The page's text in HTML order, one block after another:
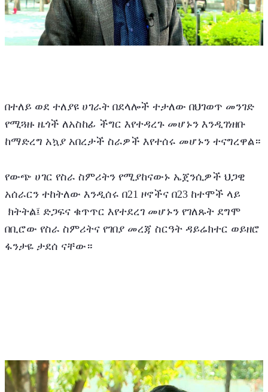
በተለይ ወደ ተለያዩ ሀገራት በደላሎች ተታለው በህገወጥ መንገድ
የሚጓዙ ዜጎች ለአስከፊ ችግር እየተዳረጉ መሆኑን እንዲገነዘቡ
ከማድረግ አኳያ አበረታች ስራዎች እየተሰሩ መሆኑን ተናግረዋል።
የውጭ ሀገር የስራ ስምሪትን የሚያከናውኑ ኤጀንሲዎች ህጋዊ
አሰራርን ተከትለው እንዲሰሩ በ21 ዞኖችና በ23 ከተሞች ላይ
ክትትል፤ ድጋፍና ቁጥጥር እየተደረገ መሆኑን የገለጹት ደግሞ
በቢሮው የስራ ስምሪትና የገበያ መረጃ ስርዓት ዳይሬክተር ወይዘሮ
ፋንታዬ ታደሰ ናቸው።